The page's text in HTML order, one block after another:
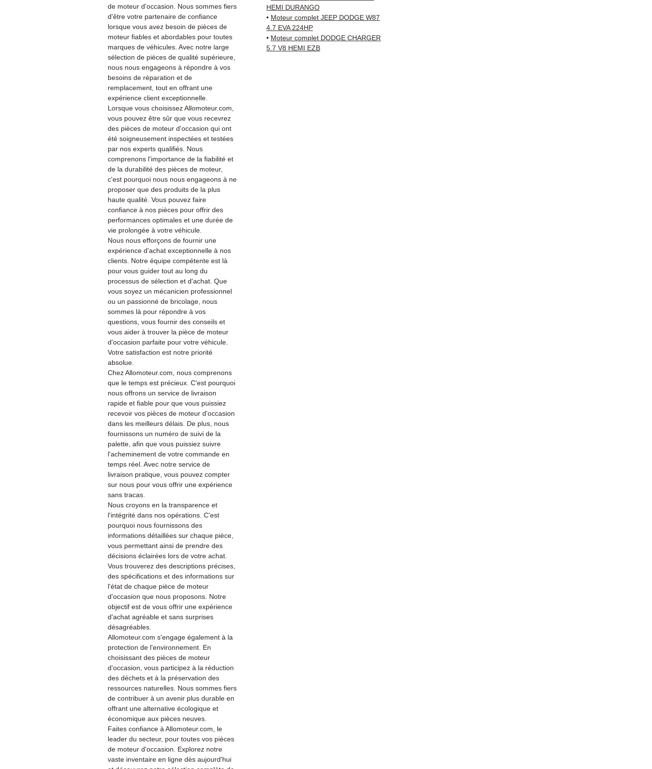
de moteur d'occasion. Nous sommes fiers
d'être votre partenaire de confiance
lorsque vous avez besoin de pièces de
moteur fiables et abordables pour toutes
marques de véhicules. Avec notre large
sélection de pièces de qualité supérieure,
nous nous engageons à répondre à vos
besoins de réparation et de
remplacement, tout en offrant une
expérience client exceptionnelle.
Lorsque vous choisissez Allomoteur.com,
vous pouvez être sûr que vous recevrez
des pièces de moteur d'occasion qui ont
été soigneusement inspectées et testées
par nos experts qualifiés. Nous
comprenons l'importance de la fiabilité et
de la durabilité des pièces de moteur,
c'est pourquoi nous nous engageons à ne
proposer que des produits de la plus
haute qualité. Vous pouvez faire
confiance à nos pièces pour offrir des
performances optimales et une durée de
vie prolongée à votre véhicule.
Nous nous efforçons de fournir une
expérience d'achat exceptionnelle à nos
clients. Notre équipe compétente est là
pour vous guider tout au long du
processus de sélection et d'achat. Que
vous soyez un mécanicien professionnel
ou un passionné de bricolage, nous
sommes là pour répondre à vos
questions, vous fournir des conseils et
vous aider à trouver la pièce de moteur
d'occasion parfaite pour votre véhicule.
Votre satisfaction est notre priorité
absolue.
Chez Allomoteur.com, nous comprenons
que le temps est précieux. C'est pourquoi
nous offrons un service de livraison
rapide et fiable pour que vous puissiez
recevoir vos pièces de moteur d'occasion
dans les meilleurs délais. De plus, nous
fournissons un numéro de suivi de la
palette, afin que vous puissiez suivre
l'acheminement de votre commande en
temps réel. Avec notre service de
livraison pratique, vous pouvez compter
sur nous pour vous offrir une expérience
sans tracas.
Nous croyons en la transparence et
l'intégrité dans nos opérations. C'est
pourquoi nous fournissons des
informations détaillées sur chaque pièce,
vous permettant ainsi de prendre des
décisions éclairées lors de votre achat.
Vous trouverez des descriptions précises,
des spécifications et des informations sur
l'état de chaque pièce de moteur
d'occasion que nous proposons. Notre
objectif est de vous offrir une expérience
d'achat agréable et sans surprises
désagréables.
Allomoteur.com s'engage également à la
protection de l'environnement. En
choisissant des pièces de moteur
d'occasion, vous participez à la réduction
des déchets et à la préservation des
ressources naturelles. Nous sommes fiers
de contribuer à un avenir plus durable en
offrant une alternative écologique et
économique aux pièces neuves.
Faites confiance à Allomoteur.com, le
leader du secteur, pour toutes vos pièces
de moteur d'occasion. Explorez notre
vaste inventaire en ligne dès aujourd'hui
HEMI DURANGO
• Moteur complet JEEP DODGE W87
4.7 EVA 224HP
• Moteur complet DODGE CHARGER
5.7 V8 HEMI EZB